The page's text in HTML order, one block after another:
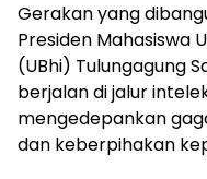
Gerakan yang
Presiden Mahasiswa
(UBhi) Tulungagung
berjalan di jalur
mengedepankan
dan keberpihakan